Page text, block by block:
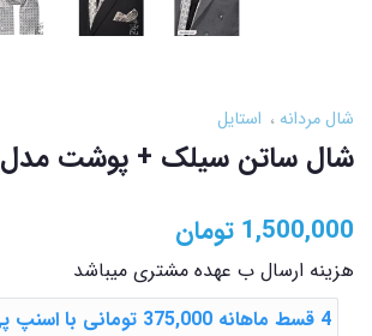
شال مردانه استایل
شال ساتن سیلک + پوشت مدل DS5014
1,500,000 تومان
هزینه ارسال ب عهده مشتری میباشد
4 قسط ماهانه 375,000 تومانی با اسنپ ‌پی